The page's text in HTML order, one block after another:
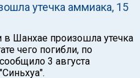
утечка аммиака, 15
Шанхае произошла утечка
чего погибли, по
3 августа